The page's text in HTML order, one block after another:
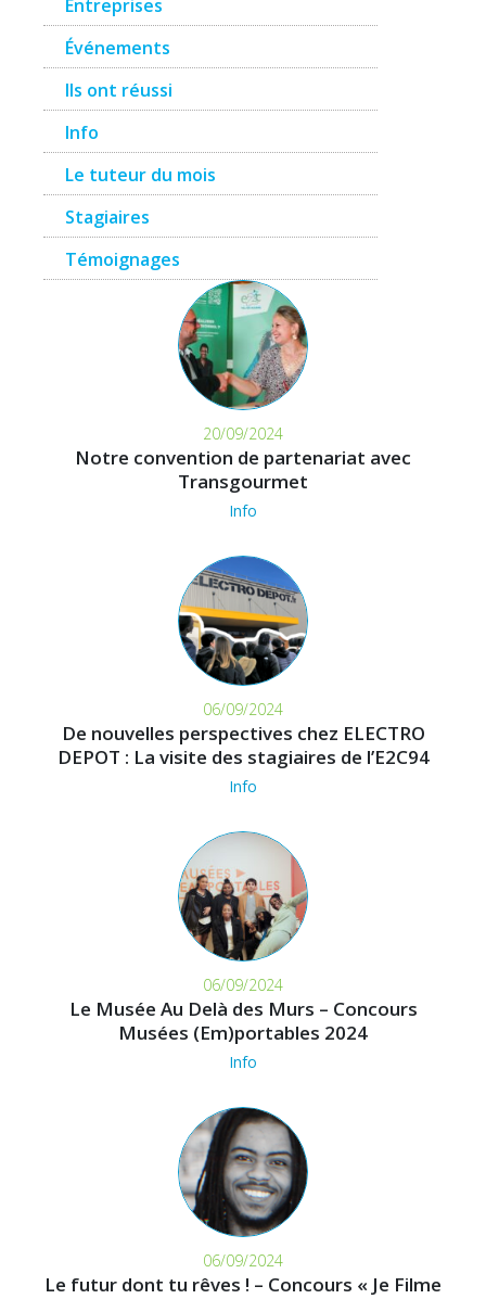
Entreprises
Événements
Ils ont réussi
Info
Le tuteur du mois
Stagiaires
Témoignages
20/09/2024
Notre convention de partenariat avec
Transgourmet
Info
06/09/2024
De nouvelles perspectives chez ELECTRO
DEPOT : La visite des stagiaires de l’E2C94
Info
06/09/2024
Le Musée Au Delà des Murs – Concours
Musées (Em)portables 2024
Info
06/09/2024
Le futur dont tu rêves ! – Concours « Je Filme